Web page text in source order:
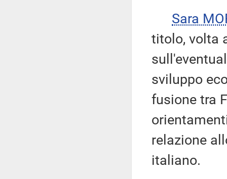
Sara
titolo, volta
sviluppo
fusione tra
relazione
italiano.